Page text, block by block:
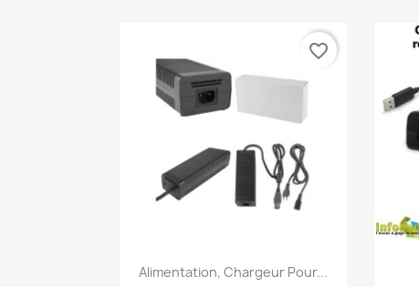
Aperçu rapide
Alimentation, Chargeur Pour...
favorite_border